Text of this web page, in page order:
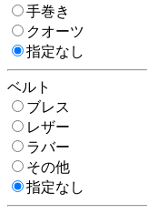
手巻き
クオーツ
指定なし
ベルト
ブレス
レザー
ラバー
その他
指定なし